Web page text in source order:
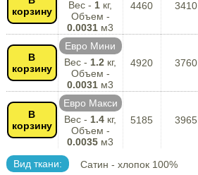
корзину
Вес - 1 кг,
Объем -
0.0031 м3
4460 3410
В
корзину
Евро Мини
Вес - 1.2 кг,
Объем -
0.0031 м3
4920 3760
В
корзину
Евро Макси
Вес - 1.4 кг,
Объем -
0.0035 м3
5185 3965
Вид ткани: Сатин - хлопок 100%